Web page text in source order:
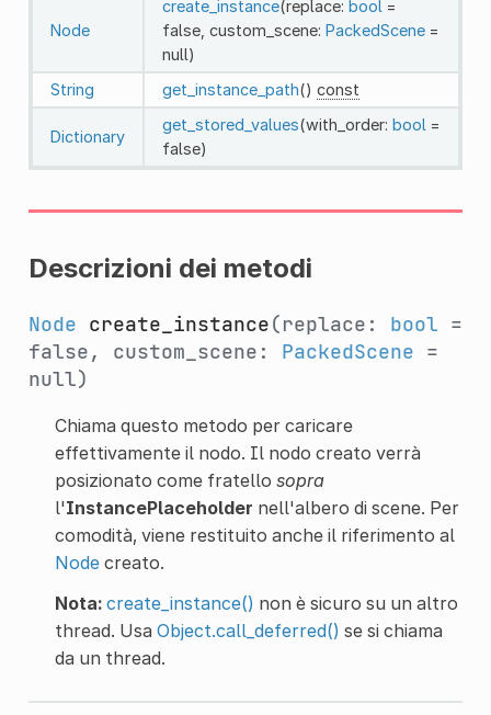
Node
create_instance(replace: bool =
false, custom_scene: PackedScene=
null)
String
get_instance_path() const
Dictionary
get_stored_values(with_order: bool =
false)
Descrizioni dei metodi
Node create_instance(replace: bool =
false, custom_scene: PackedScene =
null)
Chiama questo metodo per caricare
effettivamente il nodo. Il nodo creato verrà
posizionato come fratello sopra
l'InstancePlaceholder nell'albero di scene. Per
comodità, viene restituito anche il riferimento al
Nodecreato.
Nota: create_instance() non è sicuro su un altro
thread. Usa Object.call_deferred() se si chiama
da un thread.